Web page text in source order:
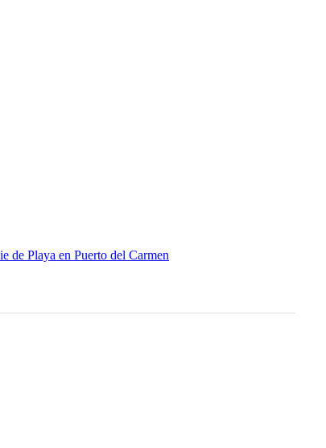
de Playa en Puerto del Carmen